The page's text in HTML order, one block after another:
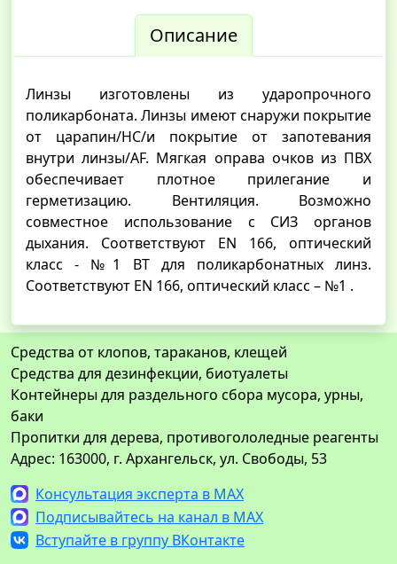
Описание
Линзы изготовлены из ударопрочного
поликарбоната. Линзы имеют снаружи покрытие
от царапин/НС/и покрытие от запотевания
внутри линзы/АF. Мягкая оправа очков из ПВХ
обеспечивает плотное прилегание и
герметизацию. Вентиляция. Возможно
совместное использование с СИЗ органов
дыхания. Соответствуют EN 166, оптический
класс - №1 BT для поликарбонатных линз.
Соответствуют EN 166, оптический класс – №1 .
Средства от клопов, тараканов, клещей
Средства для дезинфекции, биотуалеты
Контейнеры для раздельного сбора мусора, урны,
баки
Пропитки для дерева, противогололедные реагенты
Адрес: 163000, г. Архангельск, ул. Свободы, 53
Консультация эксперта в MAX
Подписывайтесь на канал в MAX
Вступайте в группу ВКонтакте